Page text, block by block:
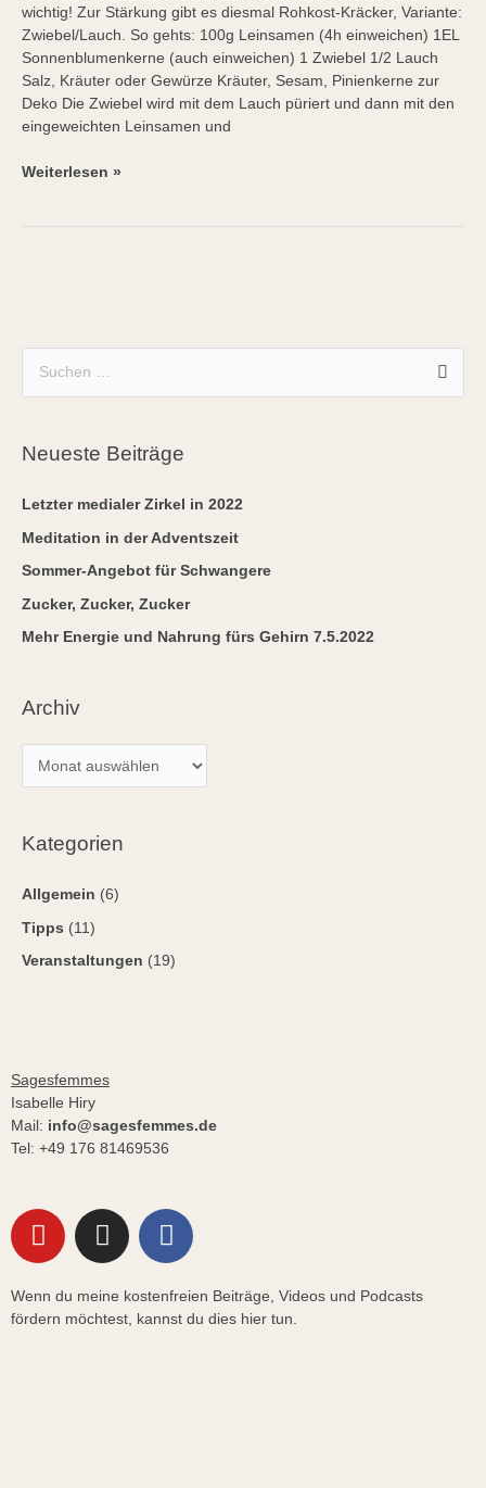
wichtig! Zur Stärkung gibt es diesmal Rohkost-Kräcker, Variante:
Zwiebel/Lauch. So gehts: 100g Leinsamen (4h einweichen) 1EL
Sonnenblumenkerne (auch einweichen) 1 Zwiebel 1/2 Lauch
Salz, Kräuter oder Gewürze Kräuter, Sesam, Pinienkerne zur
Deko Die Zwiebel wird mit dem Lauch püriert und dann mit den
eingeweichten Leinsamen und
Weiterlesen »
h
c
h
Neueste Beiträge
Letzter medialer Zirkel in 2022
Meditation in der Adventszeit
Sommer-Angebot für Schwangere
Zucker, Zucker, Zucker
Mehr Energie und Nahrung fürs Gehirn 7.5.2022
Archiv
h
v
Kategorien
Allgemein (6)
Tipps (11)
Veranstaltungen (19)
Sagesfemmes
Isabelle Hiry
Mail: info@sagesfemmes.de
Tel: ‭+49 176 81469536‬
Y
o
t
u
I
n
t
a
F
a
e
b
Wenn du meine kostenfreien Beiträge, Videos und Podcasts
fördern möchtest, kannst du dies hier tun.